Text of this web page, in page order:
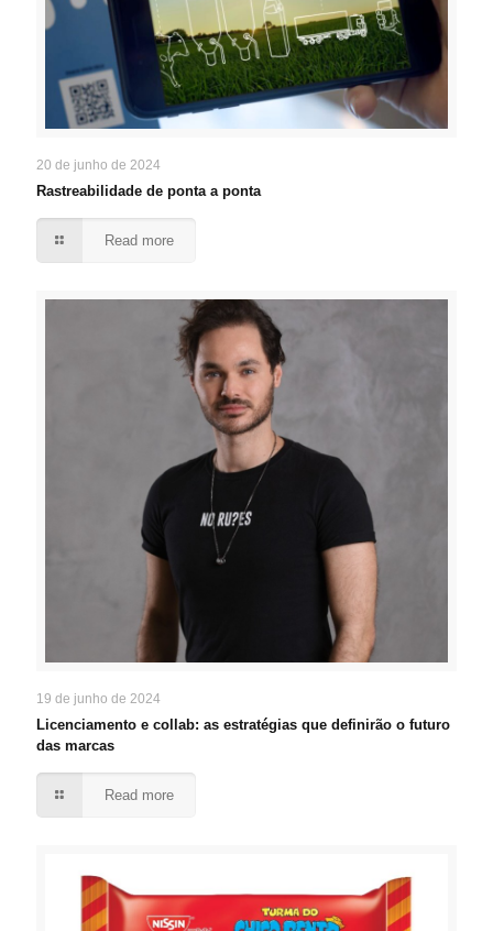
20 de junho de 2024
Rastreabilidade de ponta a ponta
Read more
19 de junho de 2024
Licenciamento e collab: as estratégias que definirão o futuro
das marcas
Read more